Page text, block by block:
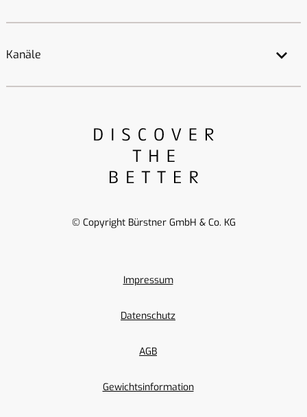
Kanäle
Impressum
Datenschutz
AGB
Gewichtsinformation
© Copyright Bürstner GmbH & Co. KG